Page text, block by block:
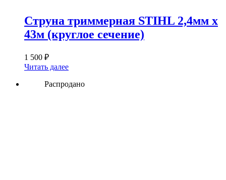
Струна триммерная STIHL 2,4мм х
43м (круглое сечение)
1 500 ₽
Читать далее
Распродано